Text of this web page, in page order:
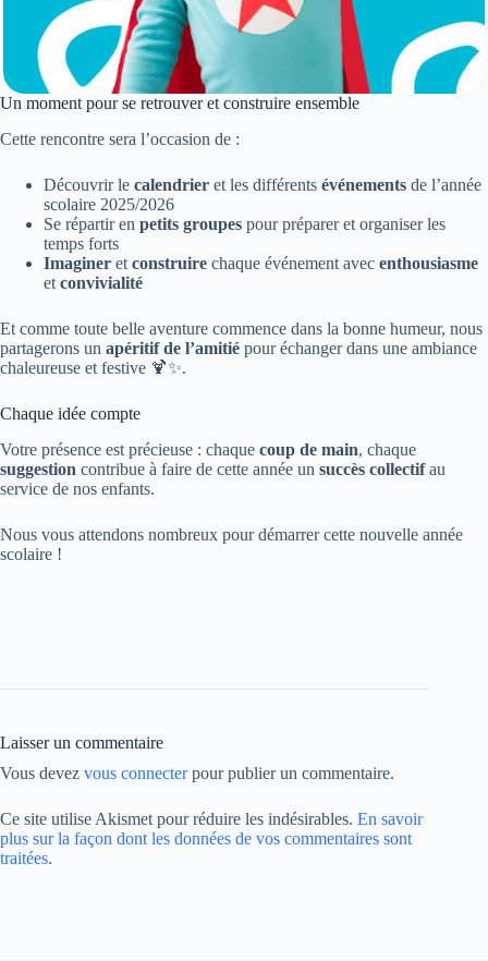
Un moment pour se retrouver et construire ensemble
Cette rencontre sera l’occasion de :
Découvrir le calendrier et les différents événements de l’année
scolaire 2025/2026
Se répartir en petits groupes pour préparer et organiser les
temps forts
Imaginer et construire chaque événement avec enthousiasme
et convivialité
Et comme toute belle aventure commence dans la bonne humeur, nous
partagerons un apéritif de l’amitié pour échanger dans une ambiance
chaleureuse et festive 🍹✨.
Chaque idée compte
Votre présence est précieuse : chaque coup de main, chaque
suggestion contribue à faire de cette année un succès collectifau
service de nos enfants.
Nous vous attendons nombreux pour démarrer cette nouvelle année
scolaire !
Laisser un commentaire
Vous devez vous connecterpour publier un commentaire.
Ce site utilise Akismet pour réduire les indésirables. En savoir
plus sur la façon dont les données de vos commentaires sont
traitées.